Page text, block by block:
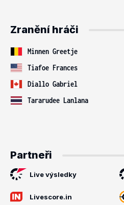
Zranění hráči
Minnen Greetje
Tiafoe Frances
Diallo Gabriel
Tararudee Lanlana
Partneři
Live výsledky
Livescore.in